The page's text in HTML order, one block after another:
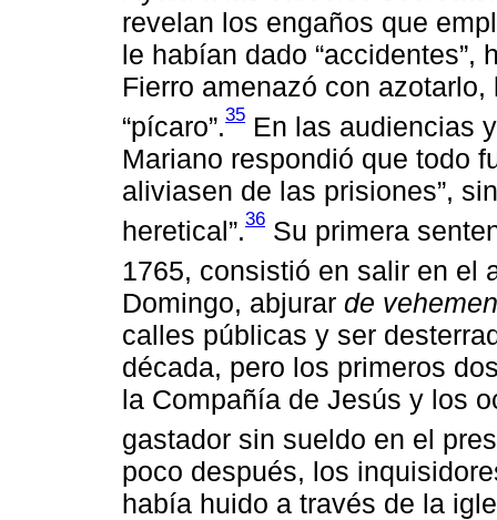
revelan los engaños que
le habían dado
Fierro amenazó con azotarlo,
“pícaro”.35 En las audiencias
Mariano respondió que todo
aliviasen de las prisiones”,
heretical”.36 Su primera
1765, consistió en salir en el
Domingo, abjurar de
calles públicas y ser
década, pero los primeros
la Compañía de Jesús y los
gastador sin sueldo en el
poco después, los
había huido a través de la